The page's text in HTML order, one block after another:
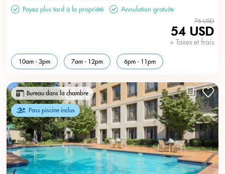
Payez plus tard à la propriété
Annulation gratuite
76 USD
54 USD
+ Taxes et frais
10am - 3pm 7am - 12pm 6pm - 11pm
Bureau dans la chambre
Pass piscine inclus